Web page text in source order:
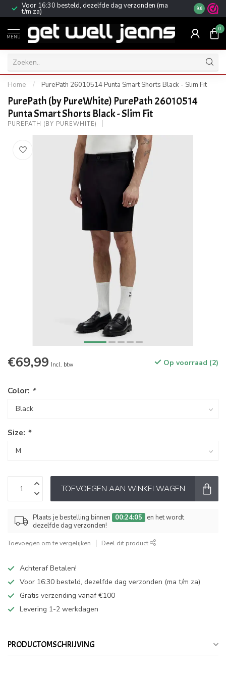
Voor 16:30 besteld, dezelfde dag verzonden (ma
t/m za) Gratis
9.6
MENU
0
Home / PurePath 26010514 Punta Smart Shorts Black - Slim Fit
PurePath (by PureWhite) PurePath 26010514
Punta Smart Shorts Black - Slim Fit
PUREPATH (BY PUREWHITE)
€69,99 Incl. btw Op voorraad (2)
Color: *
Size: *
TOEVOEGEN AAN WINKELWAGEN
Plaats je bestelling binnen 00:24:05
en het wordt
dezelfde dag verzonden!
Toevoegen om te vergelijken Deel dit product
Achteraf Betalen!
Voor 16:30 besteld, dezelfde dag verzonden (ma t/m za)
Gratis verzending vanaf €100
Levering 1-2 werkdagen
PRODUCTOMSCHRIJVING